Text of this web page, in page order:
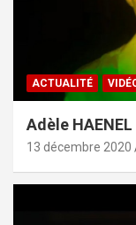
ACTUALITÉ
Adèle
13 décembre 2020